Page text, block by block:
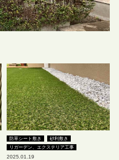
防草シート敷き
砂利敷き
リガーデン、エクステリア工事
2025.01.19